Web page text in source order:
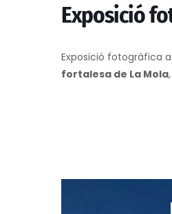
Exposició
Exposició fotogràfica
fortalesa de La Mola